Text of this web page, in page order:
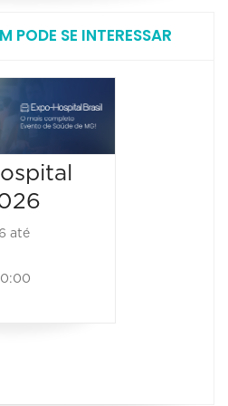
PODE SE INTERESSAR
até